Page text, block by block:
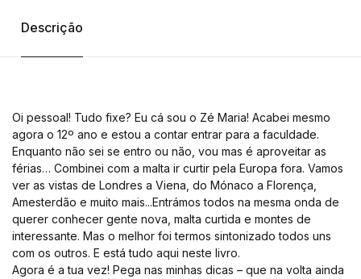
Descrição
Oi pessoal! Tudo fixe? Eu cá sou o Zé Maria! Acabei mesmo
agora o 12º ano e estou a contar entrar para a faculdade.
Enquanto não sei se entro ou não, vou mas é aproveitar as
férias… Combinei com a malta ir curtir pela Europa fora. Vamos
ver as vistas de Londres a Viena, do Mónaco a Florença,
Amesterdão e muito mais...Entrámos todos na mesma onda de
querer conhecer gente nova, malta curtida e montes de
interessante. Mas o melhor foi termos sintonizado todos uns
com os outros. E está tudo aqui neste livro.
Agora é a tua vez! Pega nas minhas dicas – que na volta ainda